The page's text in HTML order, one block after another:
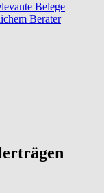
Belege
Berater